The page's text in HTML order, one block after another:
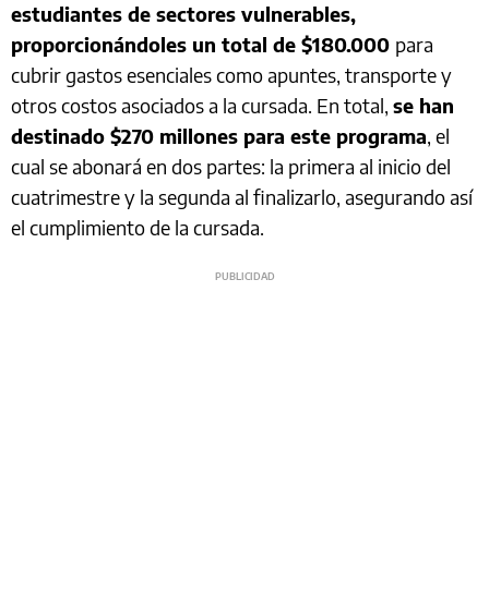
estudiantes de sectores vulnerables,
proporcionándoles un total de $180.000 para
cubrir gastos esenciales como apuntes, transporte y
otros costos asociados a la cursada. En total, se han
destinado $270 millones para este programa, el
cual se abonará en dos partes: la primera al inicio del
cuatrimestre y la segunda al finalizarlo, asegurando así
el cumplimiento de la cursada.